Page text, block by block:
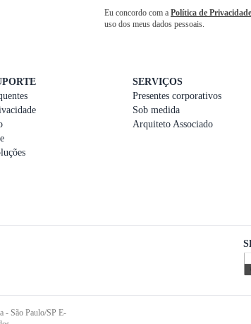
Eu concordo com a Política de Privacidade
uso dos meus dados pessoais.
SERVIÇOS
Presentes corporativos
Sob medida
Arquiteto Associado
- São Paulo/SP E-